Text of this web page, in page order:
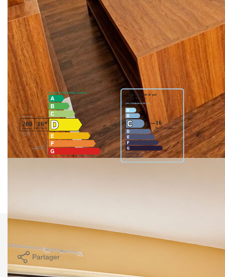
** Honoraires à la charge du vendeur
Nos honoraires Nous contacter
Diagnostics énergétiques
Comparer ce
Imprimer
Partager